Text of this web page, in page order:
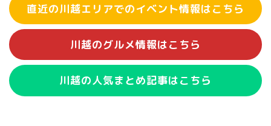
直近の川越エリアでのイベント情報はこちら
川越のグルメ情報はこちら
川越の人気まとめ記事はこちら